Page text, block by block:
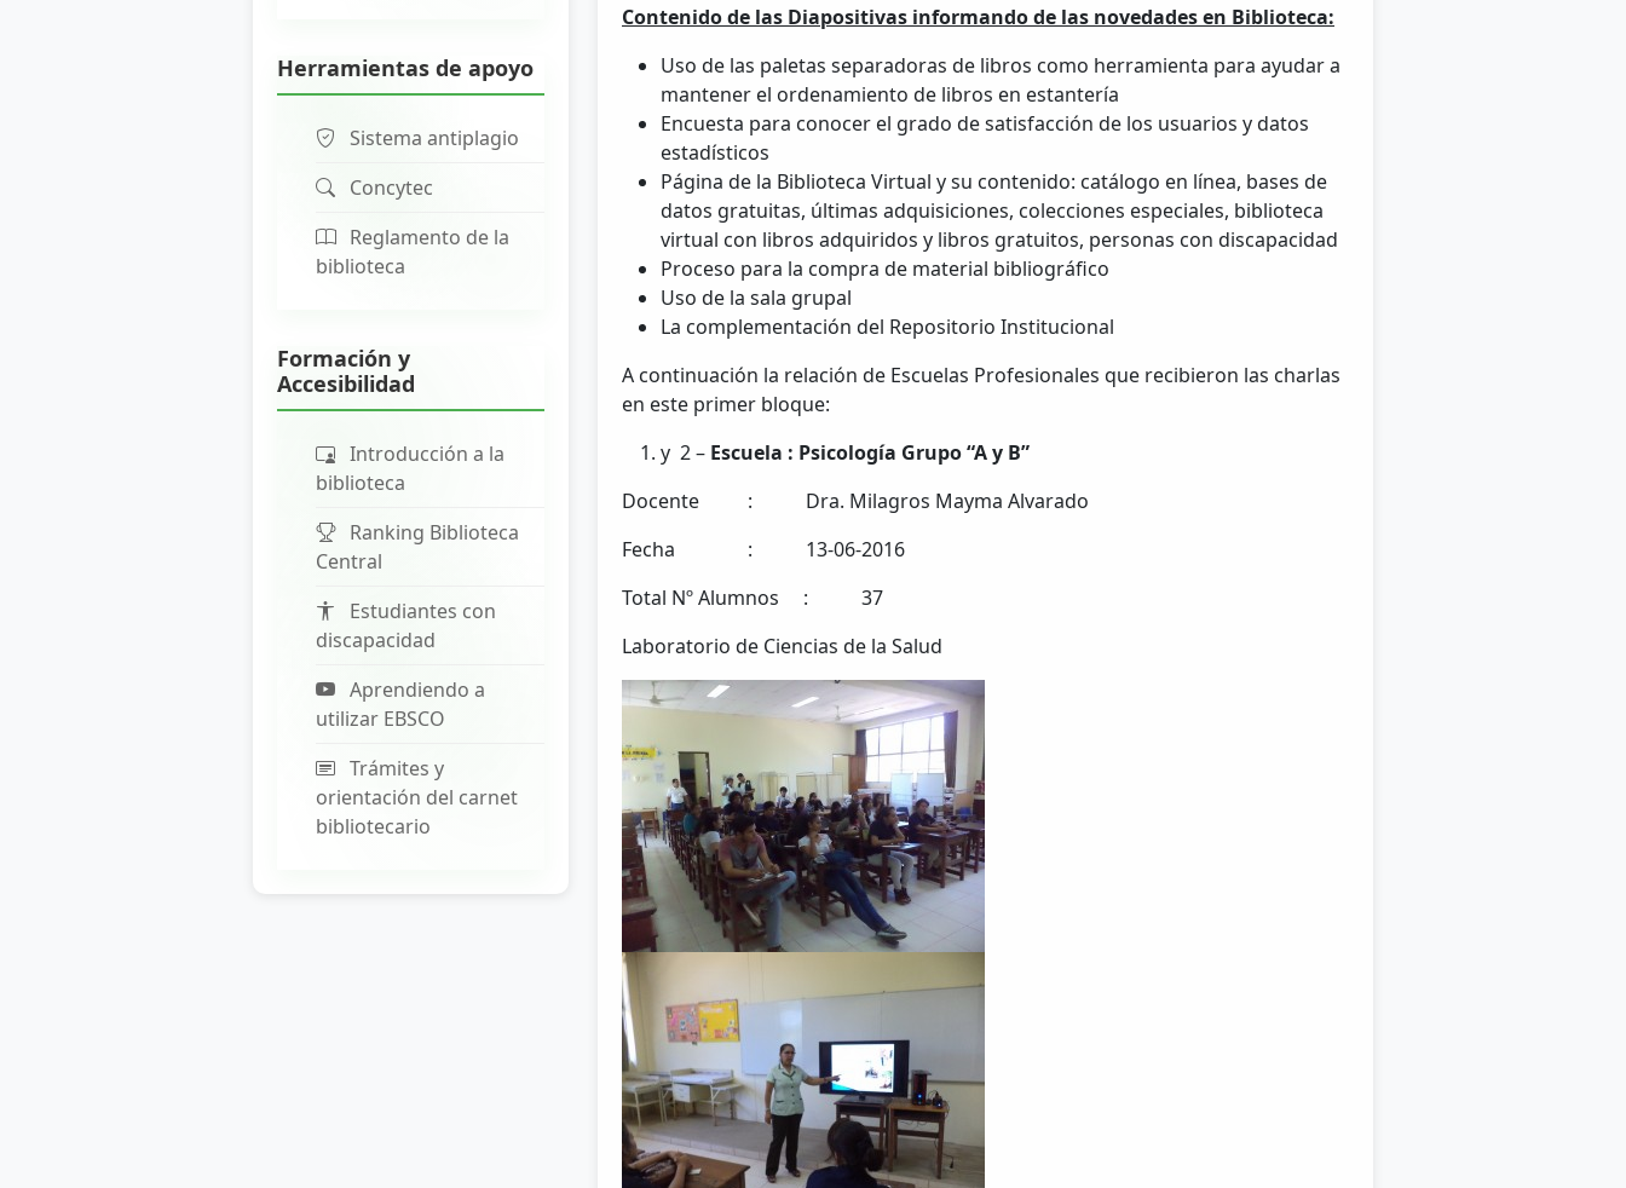
Herramientas de apoyo
Sistema antiplagio
Concytec
Reglamento de la
biblioteca
Formación y
Accesibilidad
Introducción a la
biblioteca
Ranking Biblioteca
Central
Estudiantes con
discapacidad
Aprendiendo a
utilizar EBSCO
Trámites y
orientación del carnet
bibliotecario
Contenido de las Diapositivas informando de las novedades en Biblioteca:
Uso de las paletas separadoras de libros como herramienta para ayudar a
mantener el ordenamiento de libros en estantería
Encuesta para conocer el grado de satisfacción de los usuarios y datos
estadísticos
Página de la Biblioteca Virtual y su contenido: catálogo en línea, bases de
datos gratuitas, últimas adquisiciones, colecciones especiales, biblioteca
virtual con libros adquiridos y libros gratuitos, personas con discapacidad
Proceso para la compra de material bibliográfico
Uso de la sala grupal
La complementación del Repositorio Institucional
A continuación la relación de Escuelas Profesionales que recibieron las charlas
en este primer bloque:
y 2 – Escuela : Psicología Grupo “A y B”
Docente : Dra. Milagros Mayma Alvarado
Fecha : 13-06-2016
Total Nº Alumnos : 37
Laboratorio de Ciencias de la Salud